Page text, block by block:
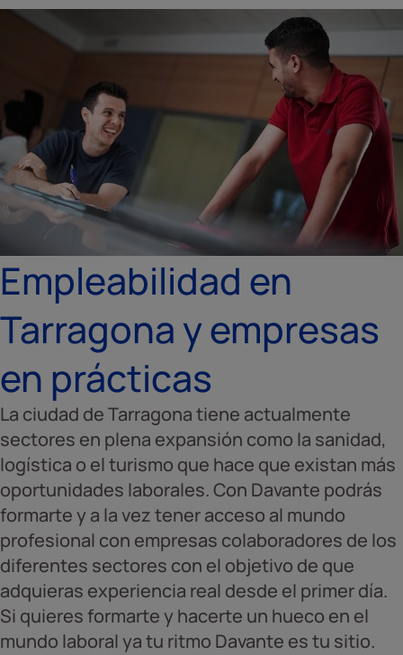
Empleabilidad en
Tarragona y empresas
en prácticas
La ciudad de Tarragona tiene actualmente
sectores en plena expansión como la sanidad,
logística o el turismo que hace que existan más
oportunidades laborales. Con Davante podrás
formarte y a la vez tener acceso al mundo
profesional con empresas colaboradores de los
diferentes sectores con el objetivo de que
adquieras experiencia real desde el primer día.
Si quieres formarte y hacerte un hueco en el
mundo laboral ya tu ritmo Davante es tu sitio.